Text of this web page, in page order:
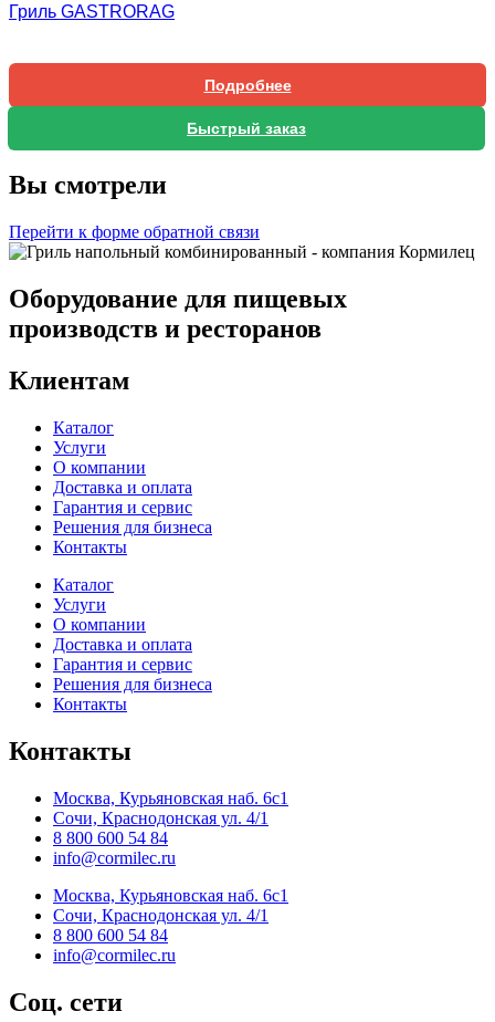
Гриль GASTRORAG
Подробнее
Быстрый заказ
Вы смотрели
Перейти к форме обратной связи
Оборудование для пищевых
производств и ресторанов
Клиентам
Каталог
Услуги
О компании
Доставка и оплата
Гарантия и сервис
Решения для бизнеса
Контакты
Каталог
Услуги
О компании
Доставка и оплата
Гарантия и сервис
Решения для бизнеса
Контакты
Контакты
Москва, Курьяновская наб. 6с1
Сочи, Краснодонская ул. 4/1
8 800 600 54 84
info@cormilec.ru
Москва, Курьяновская наб. 6с1
Сочи, Краснодонская ул. 4/1
8 800 600 54 84
info@cormilec.ru
Соц. сети